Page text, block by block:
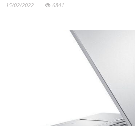
15/02/2022 6841